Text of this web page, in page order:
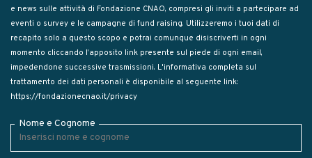
e news sulle attività di Fondazione CNAO, compresi gli inviti a partecipare ad
eventi o survey e le campagne di fund raising. Utilizzeremo i tuoi dati di
recapito solo a questo scopo e potrai comunque disiscriverti in ogni
momento cliccando l’apposito link presente sul piede di ogni email,
impedendone successive trasmissioni. L'informativa completa sul
trattamento dei dati personali è disponibile al seguente link:
https://fondazionecnao.it/privacy
Nome e Cognome